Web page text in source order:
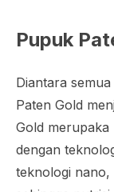
Pupuk
Diantara
Paten Gold
Gold
dengan
teknologi nano,